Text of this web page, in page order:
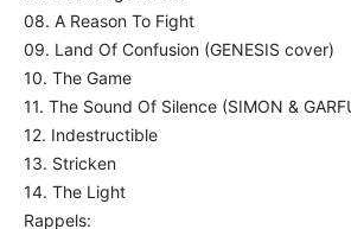
08. A Reason To Fight
09. Land Of Confusion (GENESIS cover)
10. The Game
11. The Sound Of Silence (SIMON &
12. Indestructible
13. Stricken
14. The Light
Rappels: